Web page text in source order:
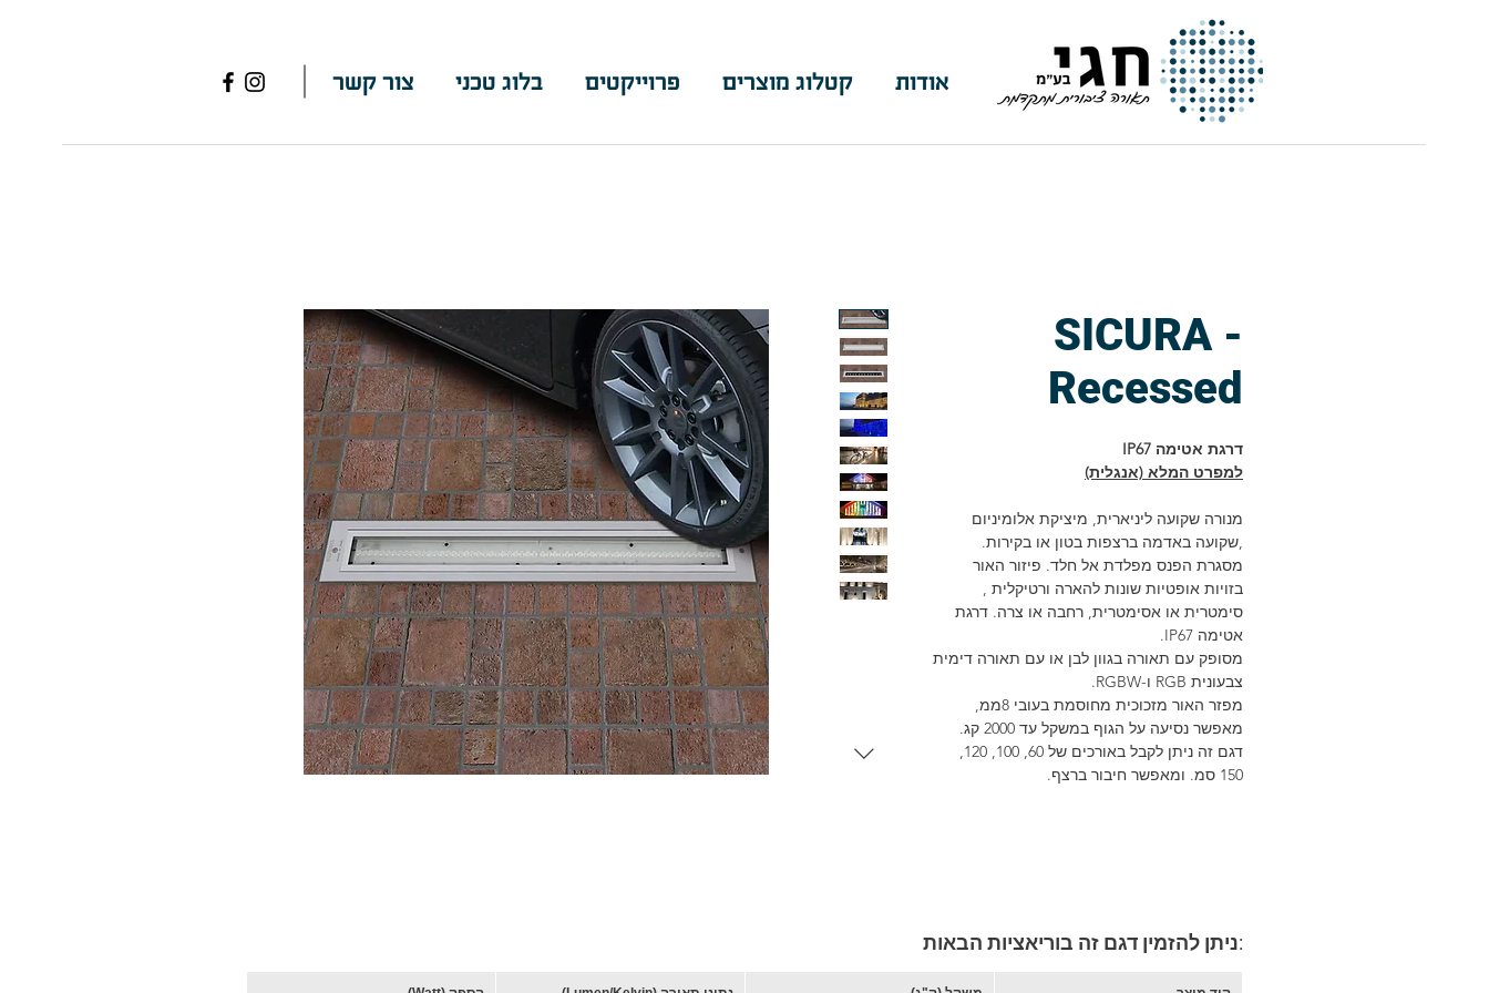
אודות קטלוג מוצרים פרוייקטים בלוג טכני צור קשר
SICURA -
Recessed
דרגת אטימה IP67
למפרט המלא (אנגלית)
מנורה שקועה ליניארית, מיציקת אלומיניום
,שקועה באדמה ברצפות בטון או בקירות.
מסגרת הפנס מפלדת אל חלד. פיזור האור
בזויות אופטיות שונות להארה ורטיקלית ,
סימטרית או אסימטרית, רחבה או צרה. דרגת
אטימה IP67.
מסופק עם תאורה בגוון לבן או עם תאורה דימית
צבעונית RGB ו-RGBW.
מפזר האור מזכוכית מחוסמת בעובי 8ממ,
מאפשר נסיעה על הגוף במשקל עד 2000 קג.
דגם זה ניתן לקבל באורכים של 60, 100, 120,
150 סמ. ומאפשר חיבור ברצף.
:ניתן להזמין דגם זה בוריאציות הבאות